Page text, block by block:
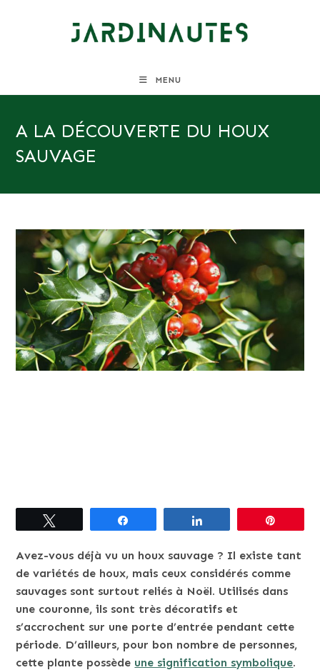
MENU
A LA DÉCOUVERTE DU HOUX
SAUVAGE
Avez-vous déjà vu un houx sauvage ? Il existe tant
de variétés de houx, mais ceux considérés comme
sauvages sont surtout reliés à Noël. Utilisés dans
une couronne, ils sont très décoratifs et
s’accrochent sur une porte d’entrée pendant cette
période. D’ailleurs, pour bon nombre de personnes,
cette plante possède une signification symbolique.